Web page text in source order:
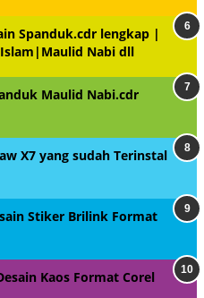
Spanduk.cdr lengkap |
Nabi dll
Maulid Nabi.cdr
X7 yang sudah Terinstal
Stiker Brilink Format
Kaos Format Corel